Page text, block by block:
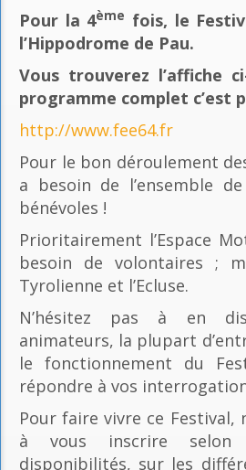
Pour la 4ème fois, le
l’Hippodrome de Pau.
Vous trouverez l’affiche
programme complet c’est
http://www.fee64.fr
Pour le bon déroulement
a besoin de l’ensemble
bénévoles !
Prioritairement l’Espace
besoin de volontaires ;
Tyrolienne et l’Ecluse.
N’hésitez pas à en
animateurs, la plupart
le fonctionnement du
répondre à vos
Pour faire vivre ce Festival,
à vous inscrire
disponibilités, sur les